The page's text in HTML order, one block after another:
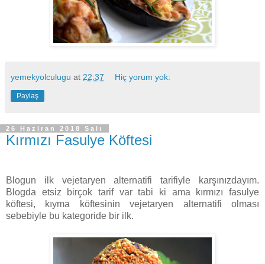
yemekyolculugu at 22:37 Hiç yorum yok:
Paylaş
26 Haziran 2018 Salı
Kırmızı Fasulye Köftesi
Blogun ilk vejetaryen alternatifi tarifiyle karşınızdayım.
Blogda etsiz birçok tarif var tabi ki ama kırmızı fasulye
köftesi, kıyma köftesinin vejetaryen alternatifi olması
sebebiyle bu kategoride bir ilk.